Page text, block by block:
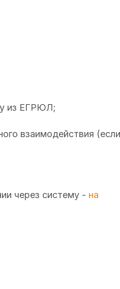
из ЕГРЮЛ;
взаимодействия (если
через систему - на